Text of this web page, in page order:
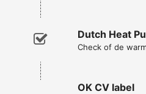
Dutch Heat
Check of de
OK CV label